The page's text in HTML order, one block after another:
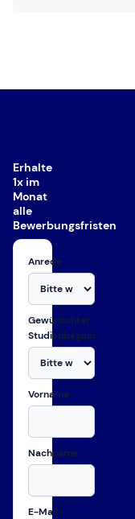
Erhalte
1x im
Monat
alle
Bewerbungsfristen
Anrede
Gewünschter
Studienbeginn
Vorname
Nachname
E-Mail-